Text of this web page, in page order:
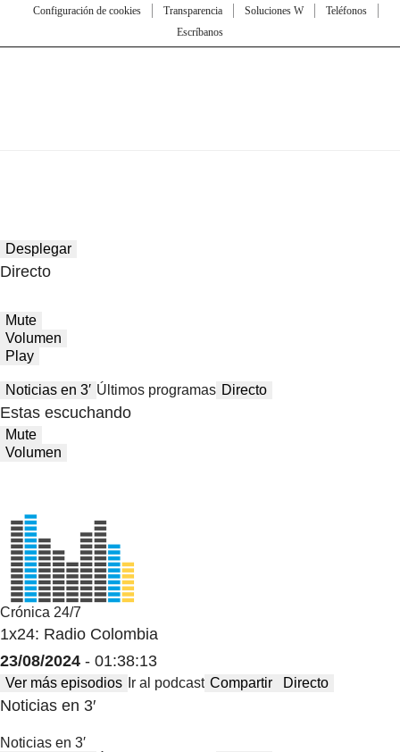
Configuración de cookies
Transparencia Soluciones W
Teléfonos
Escríbanos
Desplegar
Directo
Mute
Volumen
Play
Noticias en 3′ Últimos programas Directo
Estas escuchando
Mute
Volumen
Crónica 24/7
1x24: Radio Colombia
23/08/2024 - 01:38:13
Ver más episodios Ir al podcast Compartir Directo
Noticias en 3′
Noticias en 3′